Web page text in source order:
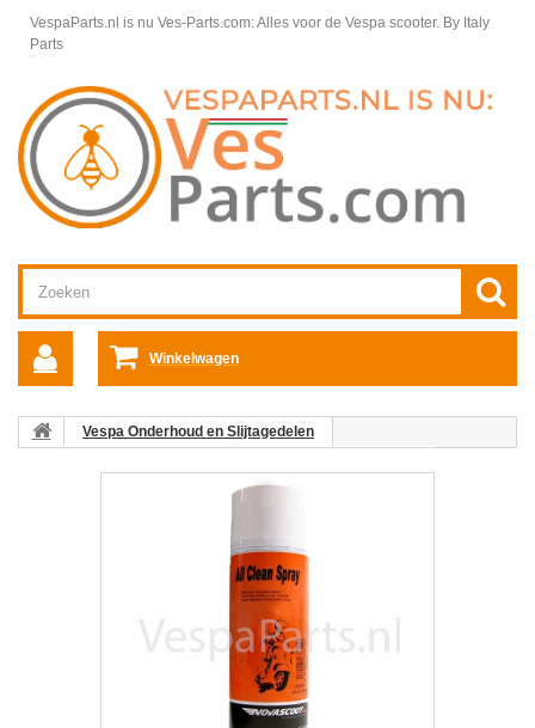
VespaParts.nl is nu Ves-Parts.com: Alles voor de Vespa scooter. By Italy
Parts
Winkelwagen
Vespa Onderhoud en Slijtagedelen
Allesreiniger All Cleaner spray Novascoot